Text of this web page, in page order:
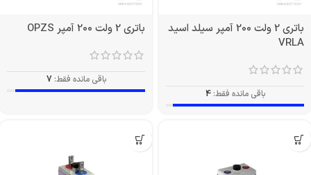
باتری 2 ولت 200 آمپر سیلد اسید
VRLA
باقی مانده فقط: 4
باتری 2 ولت 200 آمپر OPZS
باقی مانده فقط: 7